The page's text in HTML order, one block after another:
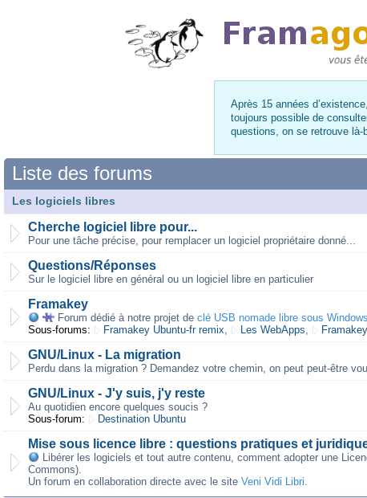
Après 15 années
toujours possible de
questions, on se retrouve
Liste des forums
Les logiciels libres
Cherche logiciel libre pour...
Pour une tâche précise, pour remplacer un logiciel propriétaire donné...
Questions/Réponses
Sur le logiciel libre en général ou un logiciel libre en particulier
Framakey
Forum dédié à notre projet de clé USB nomade libre sous Windows
Sous-forums:
Framakey Ubuntu-fr remix, Les WebApps,
GNU/Linux - La migration
Perdu dans la migration ? Demandez votre chemin, on peut peut-être
GNU/Linux - J'y suis, j'y reste
Au quotidien encore quelques soucis ?
Sous-forum:
Destination Ubuntu
Mise sous licence libre : questions pratiques et
Libérer les logiciels et tout autre contenu, comment adopter une
Commons).
Un forum en collaboration directe avec le site Veni Vidi Libri.